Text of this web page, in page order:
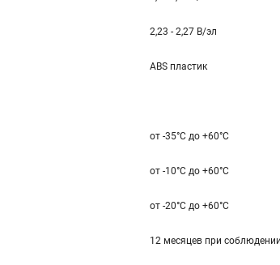
2,23 - 2,27 В/эл
ABS пластик
от -35°C до +60°C
от -10°C до +60°C
от -20°C до +60°C
12 месяцев при